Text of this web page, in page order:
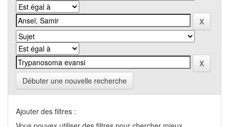
Débuter une nouvelle recherche
Ajouter des filtres :